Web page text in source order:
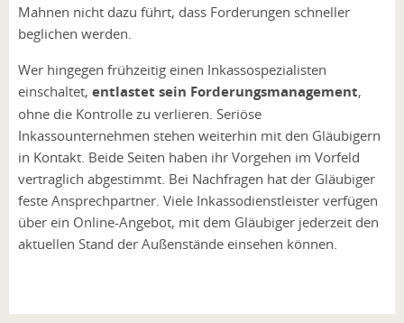
Mahnen nicht dazu führt, dass Forderungen schneller
beglichen werden.
Wer hingegen frühzeitig einen Inkassospezialisten
einschaltet, entlastet sein Forderungsmanagement,
ohne die Kontrolle zu verlieren. Seriöse
Inkassounternehmen stehen weiterhin mit den Gläubigern
in Kontakt. Beide Seiten haben ihr Vorgehen im Vorfeld
vertraglich abgestimmt. Bei Nachfragen hat der Gläubiger
feste Ansprechpartner. Viele Inkassodienstleister verfügen
über ein Online-Angebot, mit dem Gläubiger jederzeit den
aktuellen Stand der Außenstände einsehen können.